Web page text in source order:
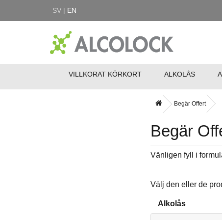
SV | EN
VILLKORAT KÖRKORT ALKOLÅS
Begär Offert
Begär
Vänligen fyll i
Välj den eller de
Alkolås